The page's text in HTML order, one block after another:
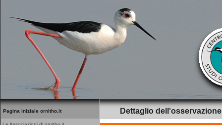
Pagina iniziale ornitho.it Dettaglio dell'osservazione